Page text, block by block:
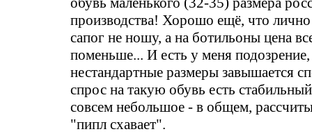
производства! Хорошо ещё, что
сапог не ношу, а на ботильоны цена
поменьше... И есть у меня подозрение,
нестандартные размеры завышается
спрос на такую обувь есть
совсем небольшое - в общем,
"пипл схавает".